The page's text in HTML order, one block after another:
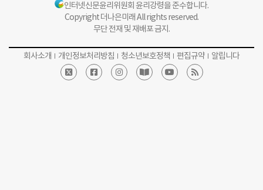
인터넷신문윤리위원회 윤리강령을 준수합니다.
Copyright 더나은미래 All rights reserved.
무단 전재 및 재배포 금지.
회사소개 개인정보처리방침 청소년보호정책 편집규약 알립니다